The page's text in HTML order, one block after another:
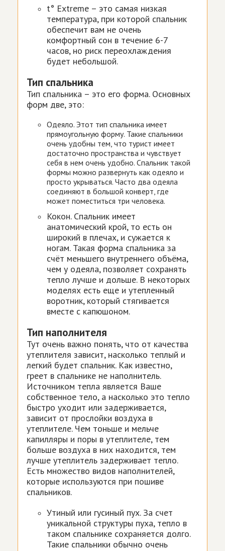
t° Extreme – это самая низкая
температура, при которой спальник
обеспечит вам не очень
комфортный сон в течение 6-7
часов, но риск переохлаждения
будет небольшой.
Тип спальника
Тип спальника – это его форма. Основных
форм две, это:
Одеяло. Этот тип спальника имеет
прямоугольную форму. Такие спальники
очень удобны тем, что турист имеет
достаточно пространства и чувствует
себя в нем очень удобно. Спальник такой
формы можно развернуть как одеяло и
просто укрываться. Часто два одеяла
соединяют в большой конверт, где
может поместиться три человека.
Кокон. Спальник имеет
анатомический крой, то есть он
широкий в плечах, и сужается к
ногам. Такая форма спальника за
счёт меньшего внутреннего объёма,
чем у одеяла, позволяет сохранять
тепло лучше и дольше. В некоторых
моделях есть еще и утепленный
воротник, который стягивается
вместе с капюшоном.
Тип наполнителя
Тут очень важно понять, что от качества
утеплителя зависит, насколько теплый и
легкий будет спальник. Как известно,
греет в спальнике не наполнитель.
Источником тепла является Ваше
собственное тело, а насколько это тепло
быстро уходит или задерживается,
зависит от прослойки воздуха в
утеплителе. Чем тоньше и мельче
капилляры и поры в утеплителе, тем
больше воздуха в них находится, тем
лучше утеплитель задерживает тепло.
Есть множество видов наполнителей,
которые используются при пошиве
спальников.
Утиный или гусиный пух. За счет
уникальной структуры пуха, тепло в
таком спальнике сохраняется долго.
Такие спальники обычно очень